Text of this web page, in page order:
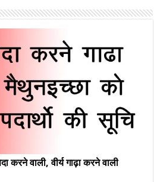
करने वाली, वीर्य गाढ़ा करने वाली